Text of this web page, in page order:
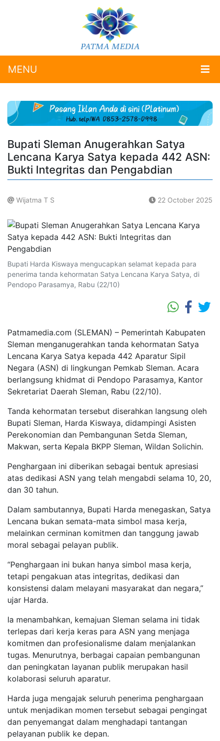
MENU
Bupati Sleman Anugerahkan Satya
Lencana Karya Satya kepada 442 ASN:
Bukti Integritas dan Pengabdian
Wijatma T S 22 October 2025
Bupati Harda Kiswaya mengucapkan selamat kepada para
penerima tanda kehormatan Satya Lencana Karya Satya, di
Pendopo Parasamya, Rabu (22/10)
Patmamedia.com (SLEMAN) – Pemerintah Kabupaten
Sleman menganugerahkan tanda kehormatan Satya
Lencana Karya Satya kepada 442 Aparatur Sipil
Negara (ASN) di lingkungan Pemkab Sleman. Acara
berlangsung khidmat di Pendopo Parasamya, Kantor
Sekretariat Daerah Sleman, Rabu (22/10).
Tanda kehormatan tersebut diserahkan langsung oleh
Bupati Sleman, Harda Kiswaya, didampingi Asisten
Perekonomian dan Pembangunan Setda Sleman,
Makwan, serta Kepala BKPP Sleman, Wildan Solichin.
Penghargaan ini diberikan sebagai bentuk apresiasi
atas dedikasi ASN yang telah mengabdi selama 10, 20,
dan 30 tahun.
Dalam sambutannya, Bupati Harda menegaskan, Satya
Lencana bukan semata-mata simbol masa kerja,
melainkan cerminan komitmen dan tanggung jawab
moral sebagai pelayan publik.
“Penghargaan ini bukan hanya simbol masa kerja,
tetapi pengakuan atas integritas, dedikasi dan
konsistensi dalam melayani masyarakat dan negara,”
ujar Harda.
Ia menambahkan, kemajuan Sleman selama ini tidak
terlepas dari kerja keras para ASN yang menjaga
komitmen dan profesionalisme dalam menjalankan
tugas. Menurutnya, berbagai capaian pembangunan
dan peningkatan layanan publik merupakan hasil
kolaborasi seluruh aparatur.
Harda juga mengajak seluruh penerima penghargaan
untuk menjadikan momen tersebut sebagai pengingat
dan penyemangat dalam menghadapi tantangan
pelayanan publik ke depan.